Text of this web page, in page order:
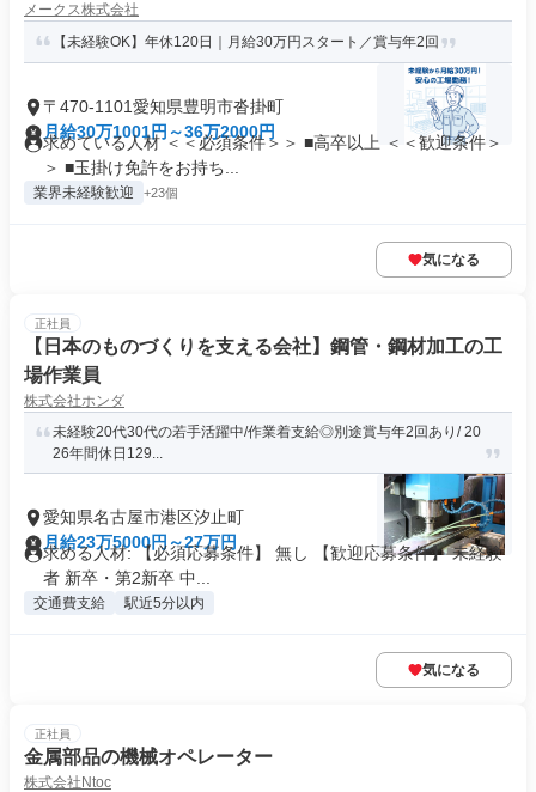
メークス株式会社
【未経験OK】年休120日｜月給30万円スタート／賞与年2回
〒470-1101愛知県豊明市沓掛町
月給30万1001円～36万2000円
求めている人材 ＜＜必須条件＞＞ ■高卒以上 ＜＜歓迎条件＞
＞ ■玉掛け免許をお持ち...
業界未経験歓迎 +23個
気になる
正社員
【日本のものづくりを支える会社】鋼管・鋼材加工の工
場作業員
株式会社ホンダ
未経験20代30代の若手活躍中/作業着支給◎別途賞与年2回あり/ 20
26年間休日129...
愛知県名古屋市港区汐止町
月給23万5000円～27万円
求める人材: 【必須応募条件】 無し 【歓迎応募条件】 未経験
者 新卒・第2新卒 中...
交通費支給 駅近5分以内
気になる
正社員
金属部品の機械オペレーター
株式会社Ntoc